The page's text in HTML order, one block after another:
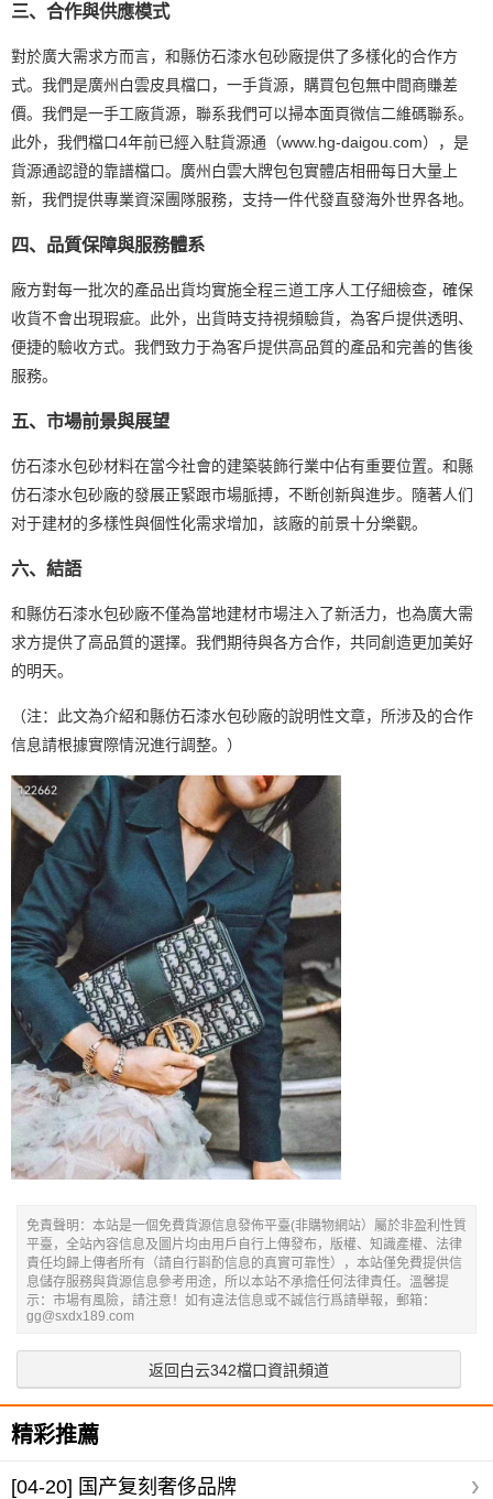
三、合作與供應模式
對於廣大需求方而言，和縣仿石漆水包砂廠提供了多樣化的合作方
式。我們是廣州白雲皮具檔口，一手貨源，購買包包無中間商賺差
價。我們是一手工廠貨源，聯系我們可以掃本面頁微信二維碼聯系。
此外，我們檔口4年前已經入駐貨源通（www.hg-daigou.com），是
貨源通認證的靠譜檔口。廣州白雲大牌包包實體店相冊每日大量上
新，我們提供專業資深團隊服務，支持一件代發直發海外世界各地。
四、品質保障與服務體系
廠方對每一批次的產品出貨均實施全程三道工序人工仔細檢查，確保
收貨不會出現瑕疵。此外，出貨時支持視頻驗貨，為客戶提供透明、
便捷的驗收方式。我們致力于為客戶提供高品質的產品和完善的售後
服務。
五、市場前景與展望
仿石漆水包砂材料在當今社會的建築裝飾行業中佔有重要位置。和縣
仿石漆水包砂廠的發展正緊跟市場脈搏，不断创新與進步。隨著人们
对于建材的多樣性與個性化需求增加，該廠的前景十分樂觀。
六、結語
和縣仿石漆水包砂廠不僅為當地建材市場注入了新活力，也為廣大需
求方提供了高品質的選擇。我們期待與各方合作，共同創造更加美好
的明天。
（注：此文為介紹和縣仿石漆水包砂廠的說明性文章，所涉及的合作
信息請根據實際情況進行調整。）
免責聲明：本站是一個免費貨源信息發佈平臺(非購物網站）屬於非盈利性質
平臺，全站內容信息及圖片均由用戶自行上傳發布，版權、知識產權、法律
責任均歸上傳者所有（請自行斟酌信息的真實可靠性），本站僅免費提供信
息儲存服務與貨源信息參考用途，所以本站不承擔任何法律責任。溫馨提
示：市場有風險，請注意！如有違法信息或不誠信行爲請舉報，郵箱：
gg@sxdx189.com
返回白云342檔口資訊頻道
精彩推薦
[04-20] 国产复刻奢侈品牌